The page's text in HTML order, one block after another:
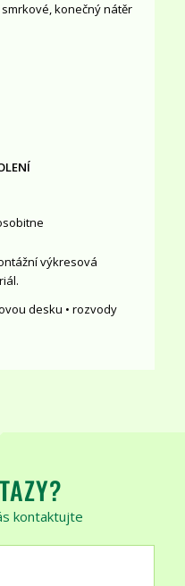
konečný nátěr
výkresová
desku • rozvody
kontaktujte